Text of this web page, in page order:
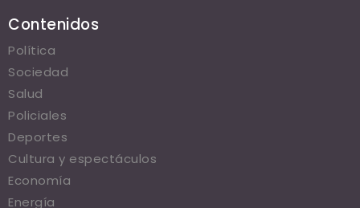
Contenidos
Política
Sociedad
Salud
Policiales
Deportes
Cultura y espectáculos
Economía
Energía